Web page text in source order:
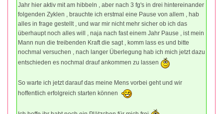
Jahr hier aktiv mit am hibbeln , aber nach 3 fg's in drei hintereinander
folgenden Zyklen , brauchte ich erstmal eine Pause von allem , hab
alles in frage gestellt , und war mir nicht mehr sicher ob ich das
überhaupt noch alles will , naja nach fast einem Jahr Pause , ist mein
Mann nun die treibenden Kraft die sagt , komm lass es und bitte
nochmal versuchen , nach langer Überlegung hab ich mich jetzt dazu
entschieden es nochmal drauf ankommen zu lassen
So warte ich jetzt darauf das meine Mens vorbei geht und wir
hoffentlich erfolgreich starten können